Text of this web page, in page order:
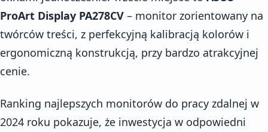
ProArt Display PA278CV – monitor zorientowany na
twórców treści, z perfekcyjną kalibracją kolorów i
ergonomiczną konstrukcją, przy bardzo atrakcyjnej
cenie.
Ranking najlepszych monitorów do pracy zdalnej w
2024 roku pokazuje, że inwestycja w odpowiedni